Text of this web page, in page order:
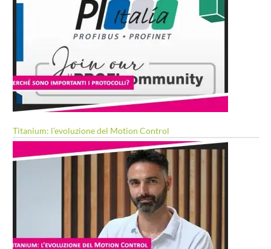
Titanium: l’evoluzione del Motion Control